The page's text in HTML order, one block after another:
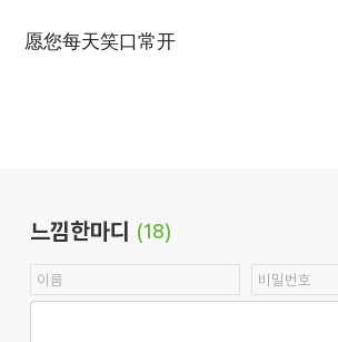
愿您每天笑口常开
느낌한마디 (18)